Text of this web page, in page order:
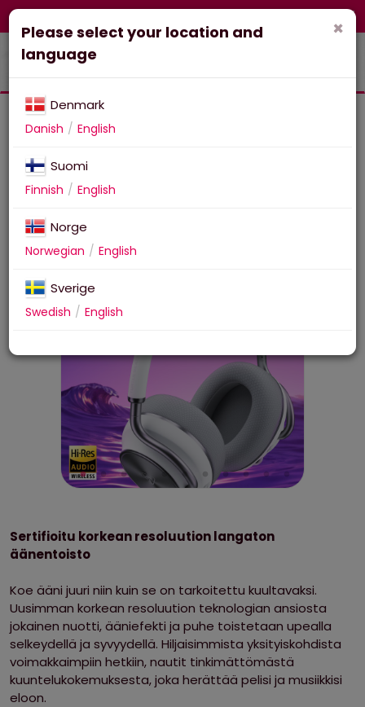
FI-fi
Corporate
Turtle Beach Stealth Pro II
XB White
Sertifioitu korkean resoluution langaton
äänentoisto
Koe ääni juuri niin kuin se on tarkoitettu kuultavaksi.
Uusimman korkean resoluution teknologian ansiosta
jokainen nuotti, ääniefekti ja puhe toistetaan upealla
selkeydellä ja syvyydellä. Hiljaisimmista yksityiskohdista
voimakkaimpiin hetkiin, nautit tinkimättömästä
kuuntelukokemuksesta, joka herättää pelisi ja musiikkisi
eloon.
×
Please select your location and
language
Denmark
Danish English
Suomi
Finnish English
Norge
Norwegian English
Sverige
Swedish English